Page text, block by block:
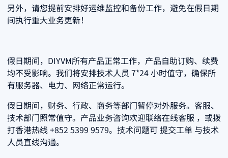
另外，请您提前安排好运维监控和备份工作，避免在假日期
间执行重大业务更新！
假日期间，DIYVM所有产品正常工作，产品自助订购、续费
均不受影响。我们将安排技术人员 7*24 小时值守，确保所
有服务器、电力、网络正常运行。
假日期间，财务、行政、商务等部门暂停对外服务。客服、
技术部门照常值守。产品业务咨询欢迎联络在线客服 ，或拨
打香港热线 +852 5399 9579。技术问题可 提交工单 与技术
人员直线沟通。